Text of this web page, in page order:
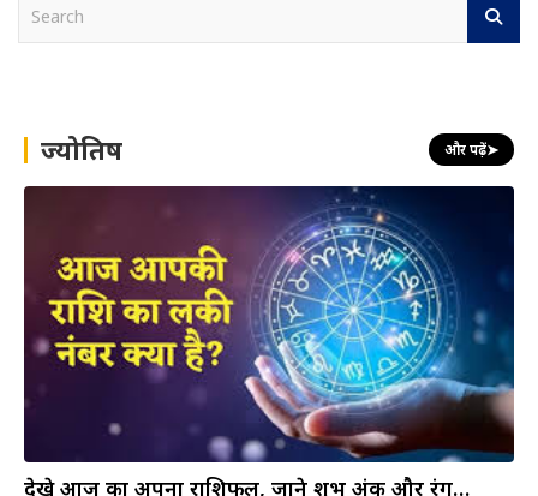
h ज्योतिष और पढ़ें➤
देखे आज का अपना राशिफल, जाने शुभ अंक और रंग…